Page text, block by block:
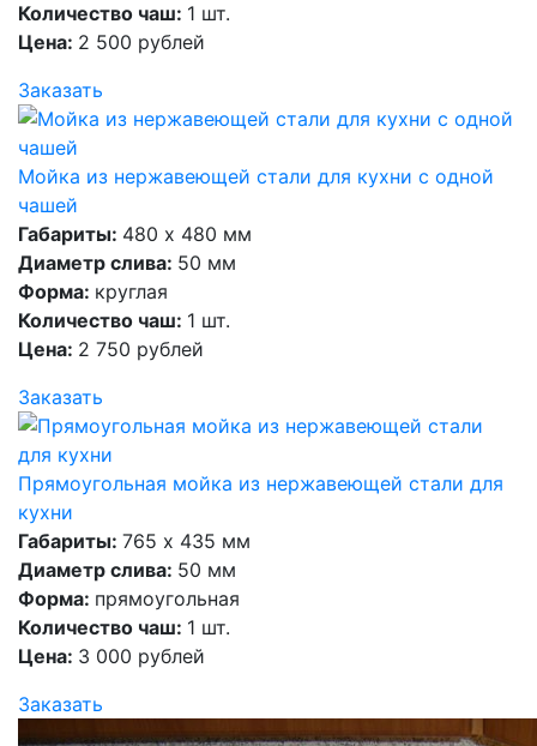
Количество чаш: 1 шт.
Цена: 2 500 рублей
Заказать
Мойка из нержавеющей стали для кухни с одной
чашей
Габариты: 480 х 480 мм
Диаметр слива: 50 мм
Форма: круглая
Количество чаш: 1 шт.
Цена: 2 750 рублей
Заказать
Прямоугольная мойка из нержавеющей стали для
кухни
Габариты: 765 х 435 мм
Диаметр слива: 50 мм
Форма: прямоугольная
Количество чаш: 1 шт.
Цена: 3 000 рублей
Заказать